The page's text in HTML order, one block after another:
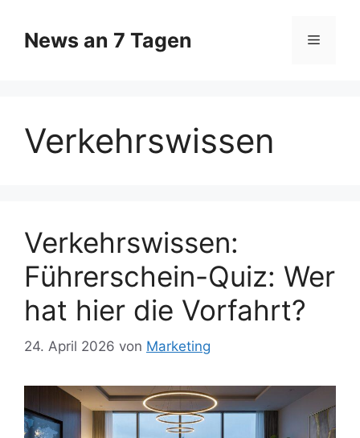
Inhalt
springen
News an 7 Tagen Menü
Verkehrswissen
Verkehrswissen:
Führerschein-Quiz: Wer
hat hier die Vorfahrt?
24. April 2026 von Marketing